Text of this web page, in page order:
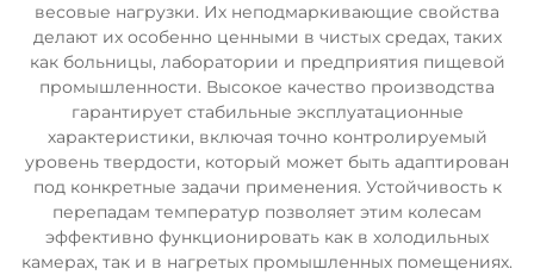
весовые нагрузки. Их неподмаркивающие свойства
делают их особенно ценными в чистых средах, таких
как больницы, лаборатории и предприятия пищевой
промышленности. Высокое качество производства
гарантирует стабильные эксплуатационные
характеристики, включая точно контролируемый
уровень твердости, который может быть адаптирован
под конкретные задачи применения. Устойчивость к
перепадам температур позволяет этим колесам
эффективно функционировать как в холодильных
камерах, так и в нагретых промышленных помещениях.